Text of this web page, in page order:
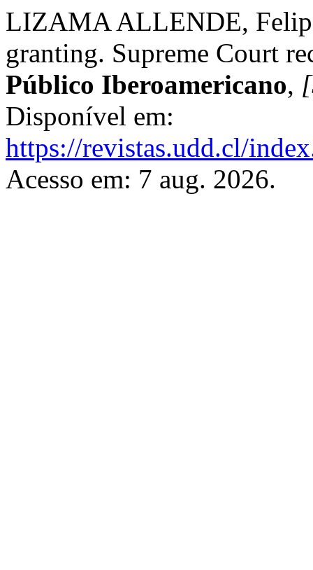
LIZAMA ALLENDE,
granting. Supreme Court
Público Iberoamericano,
Disponível em:
https://revistas.udd.cl/
Acesso em: 7 aug. 2026.